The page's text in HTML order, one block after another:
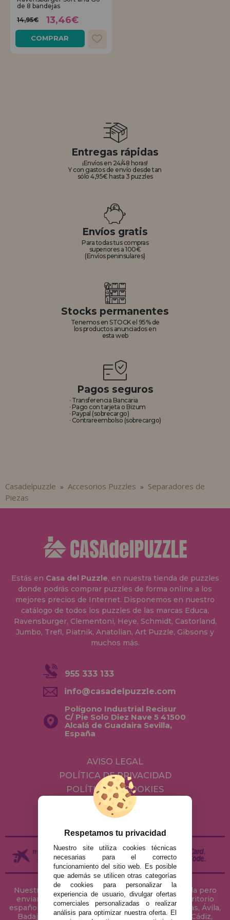
REGISTRO DISTRIBUIDOR
de 8 bandejas
14,95€
13,46€
COMPRAR
Entregas rápidas
¡Envíos en 24/48 horas!
Y con gastos de envío desde tan
sólo 4,95€ hasta 3 puzzles
Envíos gratis
Para todas tus compras
superiores a 100€
(Envíos peninsulares)
Stocks permanentes
Tenemos en STOCK el 95% de
los productos anunciados en
esta web
Pagos seguros
· Transferencia Bancaria
· Pago con tarjeta o Bizum
· Paypal (sobrecargo)
· Contrareembolso (sobrecargo)
Casadelpuzzle » Accesorios Puzzles »
Separadores de
Piezas
Estás en Casa del Puzzle, en nuestra tienda de puzzles
donde podrás comprar puzzles de forma online a los
mejores precios de Internet. Disponemos en nuestro
catálogo de todos los puzzles de las marcas Educa,
Ravensburger, Clementoni, Heye, Schmidt, Castorland,
Jumbo, Trefl, Piatnik, Anatolian, Art Puzzle, Gibsons y
muchos más.
955 333 133
info@casadelpuzzle.com
Polígono Industrial Recisur
C/ Pie Solo Diez Nave 5 41500
Alcalá de Guadaira Sevilla,
España
AVISO LEGAL
POLÍTICA DE PRIVACIDAD
POLÍTICA DE COOKIES
ENVÍOS Y DEVOLUCIONES
DEVOLUCIONES / DESISTIMIENTO
Nuestra tienda de puzzles está ubicada en Sevilla pero
enviamos tus puzzles a cualquier ciudad del territorio
español: Álava, Albacete, Alicante, Almería, Asturias, Ávila,
Badajoz, Baleares, Barcelona, Burgos, Cáceres, Cádiz,
Respetamos tu privacidad
Nuestro site utiliza cookies técnicas
necesarias para el correcto
funcionamiento del sitio web. Es posible
que además se utilicen otras categorías
de cookies para personalizar la
experiencia de usuario, divulgar ofertas
comerciales personalizadas o realizar
análisis para optimizar nuestra oferta. El